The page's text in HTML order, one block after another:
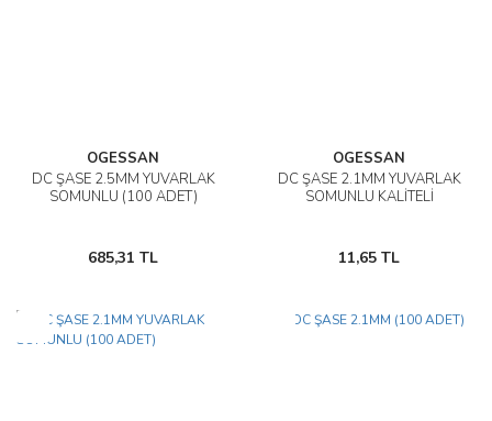
OGESSAN
DC ŞASE 2.5MM YUVARLAK
SOMUNLU (100 ADET)
685,31 TL
OGESSAN
DC ŞASE 2.1MM YUVARLAK
SOMUNLU KALİTELİ
11,65 TL